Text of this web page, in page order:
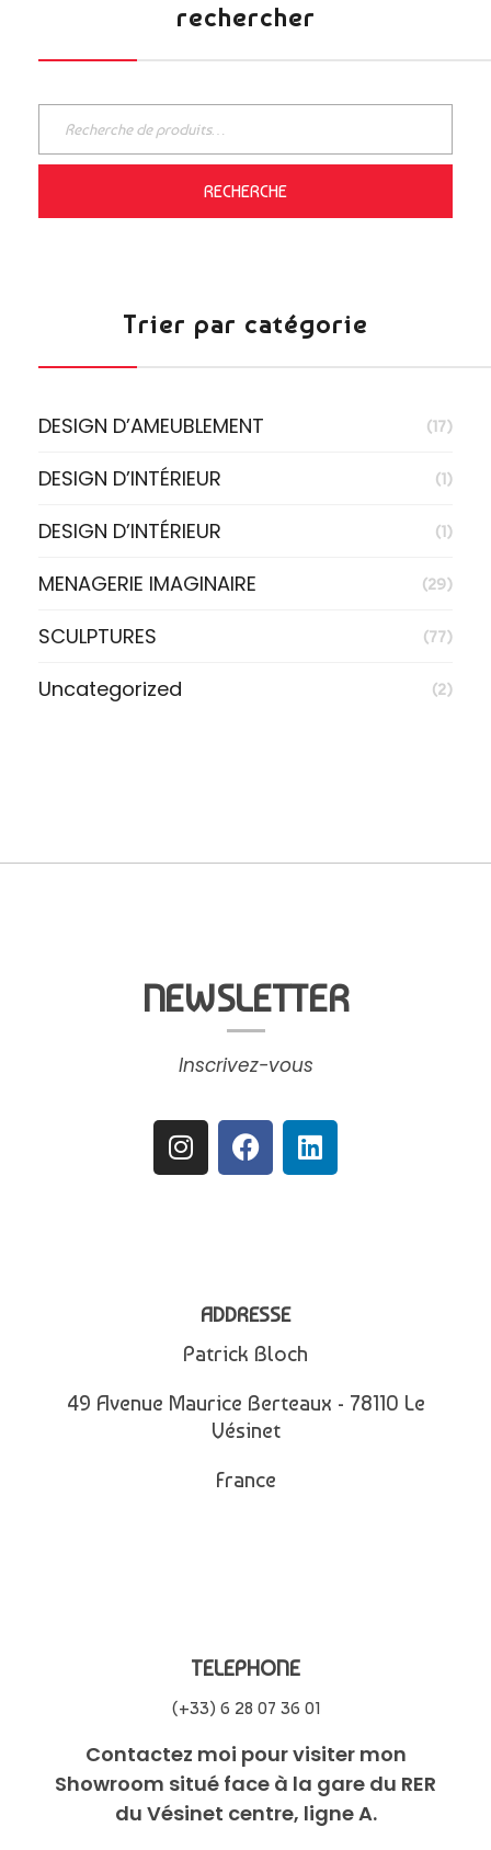
rechercher
RECHERCHE
Trier par catégorie
DESIGN D’AMEUBLEMENT (17)
DESIGN D’INTÉRIEUR (1)
DESIGN D’INTÉRIEUR (1)
MENAGERIE IMAGINAIRE (29)
SCULPTURES (77)
Uncategorized (2)
NEWSLETTER
Inscrivez-vous
ADDRESSE
Patrick Bloch
49 Avenue Maurice Berteaux - 78110 Le
Vésinet
France
TELEPHONE
(+33) 6 28 07 36 01
Contactez moi pour visiter mon
Showroom situé face à la gare du RER
du Vésinet centre, ligne A.